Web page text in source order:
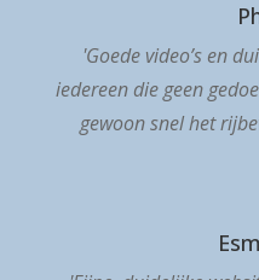
'Goede video’s en
iedereen die geen
gewoon snel het